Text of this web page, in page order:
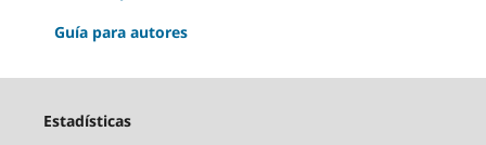
Guía para autores
Estadísticas